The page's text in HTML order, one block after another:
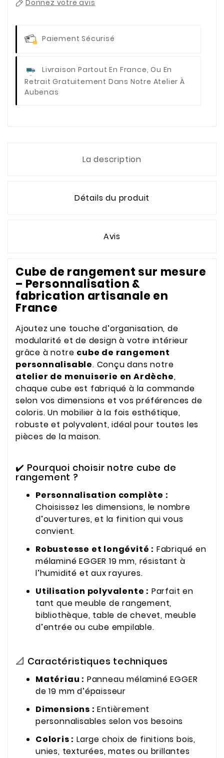
Donnez votre avis
Paiement Sécurisé
Livraison Partout En France, Ou En
Retrait Gratuitement Dans Notre Atelier À
Aubenas
La description
Détails du produit
Avis
Cube de rangement sur mesure
– Personnalisation &
fabrication artisanale en
France
Ajoutez une touche d’organisation, de
modularité et de design à votre intérieur
grâce à notre cube de rangement
personnalisable. Conçu dans notre
atelier de menuiserie en Ardèche,
chaque cube est fabriqué à la commande
selon vos dimensions et vos préférences de
coloris. Un mobilier à la fois esthétique,
robuste et polyvalent, idéal pour toutes les
pièces de la maison.
✔️ Pourquoi choisir notre cube de
rangement ?
Personnalisation complète :
Choisissez les dimensions, le nombre
d’ouvertures, et la finition qui vous
convient.
Robustesse et longévité : Fabriqué en
mélaminé EGGER 19 mm, résistant à
l’humidité et aux rayures.
Utilisation polyvalente : Parfait en
tant que meuble de rangement,
bibliothèque, table de chevet, meuble
d’entrée ou cube empilable.
📐 Caractéristiques techniques
Matériau : Panneau mélaminé EGGER
de 19 mm d’épaisseur
Dimensions : Entièrement
personnalisables selon vos besoins
Coloris : Large choix de finitions bois,
unies, texturées, mates ou brillantes